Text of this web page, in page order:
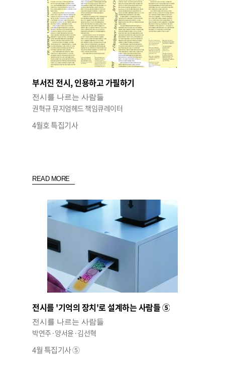
부서진 전시, 인용하고 가필하기
전시를 나르는 사람들
권혁규 뮤지엄헤드 책임큐레이터
4월호 특집기사
READ MORE
전시를 '기억의 장치'로 설계하는 사람들 ⑤
전시를 나르는 사람들
박연주·양서윤·김선혁
4월 특집기사 ⑤